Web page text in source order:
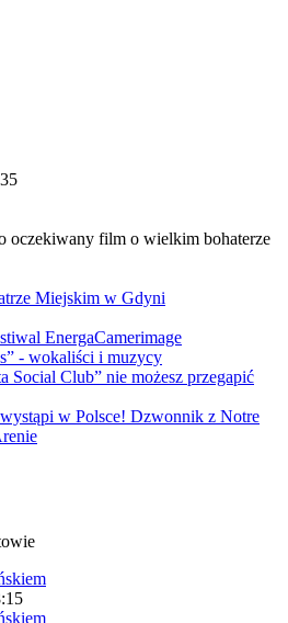
oczekiwany film o wielkim bohaterze
Miejskim w Gdyni
EnergaCamerimage
- wokaliści i muzycy
Social Club” nie możesz przegapić
w Polsce! Dzwonnik z Notre